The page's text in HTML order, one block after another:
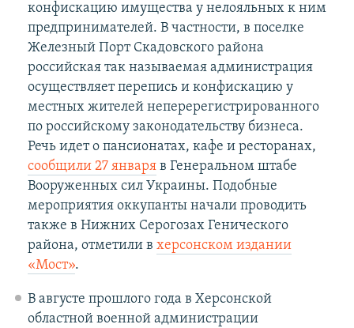
конфискацию имущества у нелояльных к ним
предпринимателей. В частности, в поселке
Железный Порт Скадовского района
российская так называемая администрация
осуществляет перепись и конфискацию у
местных жителей неперерегистрированного
по российскому законодательству бизнеса.
Речь идет о пансионатах, кафе и ресторанах,
сообщили 27 январяв Генеральном штабе
Вооруженных сил Украины. Подобные
мероприятия оккупанты начали проводить
также в Нижних Серогозах Генического
района, отметили в херсонском издании
«Мост».
В августе прошлого года в Херсонской
областной военной администрации